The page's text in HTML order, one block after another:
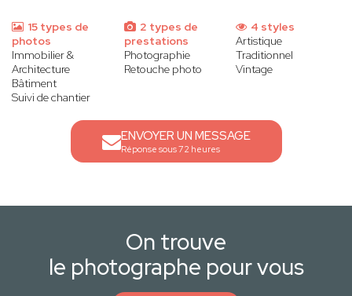
15 types de
photos
Immobilier &
Architecture
Bâtiment
Suivi de chantier
2 types de
prestations
Photographie
Retouche photo
4 styles
Artistique
Traditionnel
Vintage
ENVOYER UN MESSAGE
Réponse sous 72 heures
On trouve
le photographe pour vous